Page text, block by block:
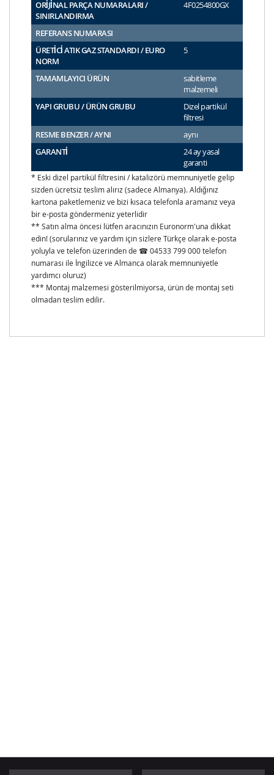
ORİJİNAL PARÇA NUMARALARI /
SINIRLANDIRMA
4F0254800GX
REFERANS NUMARASI
ÜRETİCİ ATIK GAZ STANDARDI / EURO
NORM
5
TAMAMLAYICI ÜRÜN
sabitleme
malzemeli
YAPI GRUBU / ÜRÜN GRUBU
Dizel partikül
filtresi
RESME BENZER / AYNI
aynı
GARANTİ
24 ay yasal
garanti
* Eski dizel partikül filtresini / katalizörü memnuniyetle gelip
sizden ücretsiz teslim alırız (sadece Almanya). Aldığınız
kartona paketlemeniz ve bizi kısaca telefonla aramanız veya
bir e-posta göndermeniz yeterlidir
** Satın alma öncesi lütfen aracınızın Euronorm'una dikkat
edin! (sorularınız ve yardım için sizlere Türkçe olarak e-posta
yoluyla ve telefon üzerinden de ☎ 04533 799 000 telefon
numarası ile İngilizce ve Almanca olarak memnuniyetle
yardımcı oluruz)
*** Montaj malzemesi gösterilmiyorsa, ürün de montaj seti
olmadan teslim edilir.